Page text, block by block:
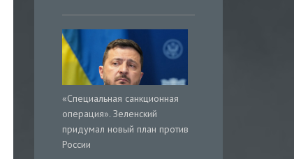
«Специальная санкционная
операция». Зеленский
придумал новый план против
России